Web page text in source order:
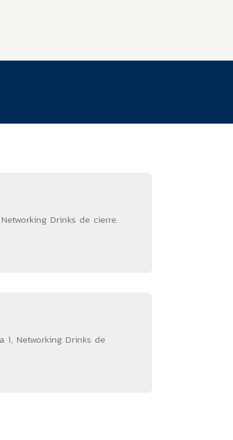
Drinks de cierre.
1, Networking Drinks de